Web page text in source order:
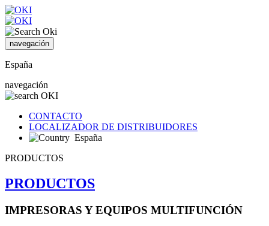
navegación
España
navegación
CONTACTO
LOCALIZADOR DE DISTRIBUIDORES
España
PRODUCTOS
PRODUCTOS
IMPRESORAS Y EQUIPOS MULTIFUNCIÓN